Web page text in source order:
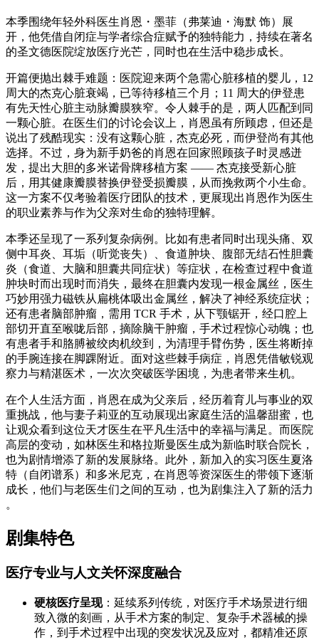
本季围绕年轻外科医生肖恩・墨菲（弗莱迪・海默 饰）展
开，他凭借自闭症与学者综合症赋予的独特能力，持续在著名
的圣文德医院绽放医疗光芒，同时也在生活中稳步成长。
开篇便抛出棘手难题：医院迎来两个急需心脏移植的婴儿，12
周大的杰克心脏衰竭，已等待移植三个月；11 周大的伊登患
有先天性心脏主动脉瓣膜狭窄。令人棘手的是，两人匹配到同
一颗心脏。在医生们的讨论会议上，肖恩虽有所顾虑，但还是
说出了残酷现实：没有这颗心脏，杰克必死，而伊登尚有其他
选择。不过，身为新手奶爸的肖恩在回家照顾孩子时灵感迸
发，提出大胆的多米诺骨牌移植方案 —— 杰克接受新心脏
后，用其健康瓣膜替换伊登受损瓣膜，从而挽救两个小生命。
这一方案不仅考验着医疗团队的技术，更展现出肖恩作为医生
的职业素养与作为父亲对生命的独特理解。
本季还呈现了一系列复杂病例。比如有患者同时出现头痛、双
侧中耳炎、耳垢（听觉丧失）、食道肿块、腹部无结石性胆囊
炎（食道、大脑和胆囊共同症状）等症状，在检查过程中食道
肿块时而出现时而消失，最终在胆囊内发现一根金属丝，医生
巧妙用强力磁铁从扁桃体吸出金属丝，解决了神经系统症状；
还有患者脑部肿瘤，需用 TCR 手术，从下颚锯开，经口腔上
部切开直至喉咙后部，摘除脑干肿瘤，手术过程惊心动魄；也
有患者手和胳膊被绞肉机绞到，为清理手臂伤势，医生将断掉
的手腕连接在脚踝附近。面对这些棘手病症，肖恩凭借敏锐观
察力与精湛医术，一次次突破医学困境，为患者带来生机。
在个人生活方面，肖恩在成为父亲后，经历着育儿与事业的双
重挑战，他与妻子莉亚的互动展现出家庭生活的温馨甜蜜，也
让观众看到这位天才医生在平凡生活中的幸福与满足。而医院
高层的变动，如林医生和格拉斯曼医生成为新临时联合院长，
也为剧情增添了新的发展脉络。此外，新加入的实习医生夏洛
特（自闭谱系）和多米尼克，在肖恩等资深医生的带领下逐渐
成长，他们与老医生们之间的互动，也为剧集注入了新的活力
。
剧集特色
医疗专业与人文关怀深度融合
硬核医疗呈现：延续系列传统，对医疗手术场景进行细
致入微的刻画，从手术方案的制定、复杂手术器械的操
作，到手术过程中出现的突发状况及应对，都精准还原